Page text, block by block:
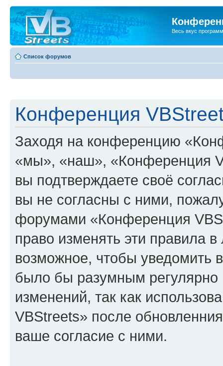
Весь вкус
Список форумов
Конференция
Заходя на конференцию
«мы», «наш», «Конференция
вы подтверждаете своё
вы не согласны с ними,
форумами «Конференция
право изменять эти правила
возможное, чтобы уведомить
было бы разумным регулярно
изменений, так как
VBStreets» после
ваше согласие с ними.